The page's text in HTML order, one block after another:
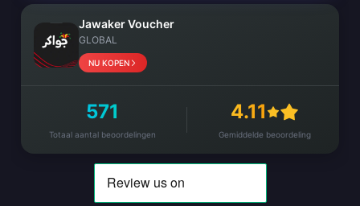
Jawaker Voucher
GLOBAL
NU KOPEN
571
Totaal aantal beoordelingen
4.11
Gemiddelde beoordeling